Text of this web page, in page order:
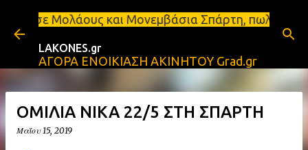
Μετάβαση στο κύριο περιεχόμενο
και Μονεμβάσια Σπάρτη,
LAKONES.gr
ΑΓΟΡΑ ΕΝΟΙΚΙΑΣΗ ΑΚΙΝΗΤΟΥ Grad.gr
ΟΜΙΛΙΑ ΝΙΚΑ 22/5 ΣΤΗ ΣΠΑΡΤΗ
Μαΐου 15, 2019